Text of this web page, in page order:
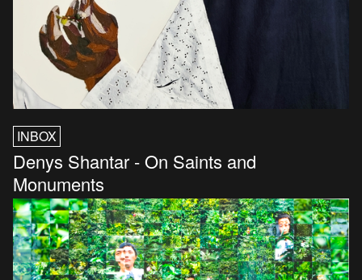
INBOX
Denys Shantar - On Saints and
Monuments